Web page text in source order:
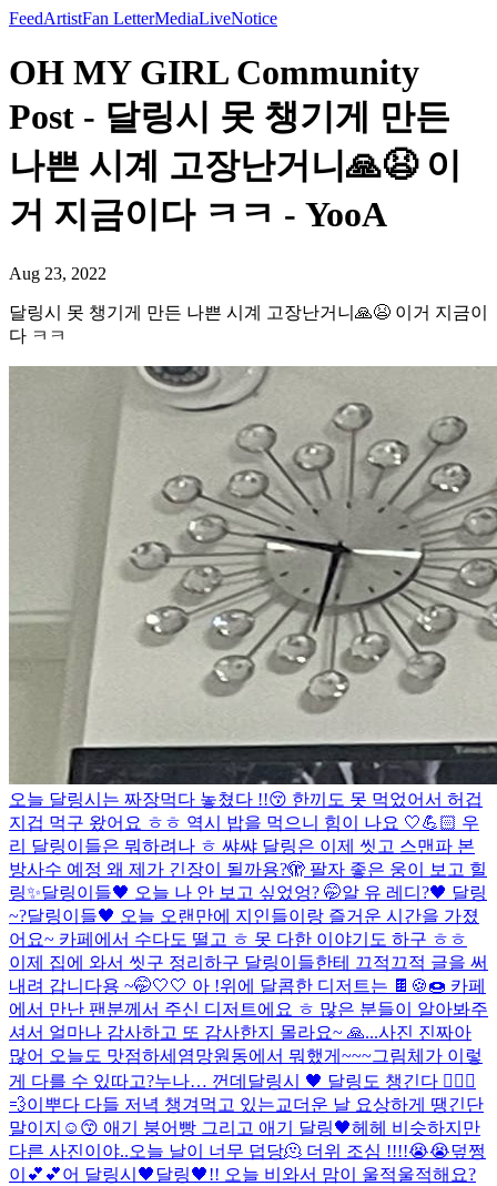
FeedArtistFan LetterMediaLiveNotice
OH MY GIRL Community
Post - 달링시 못 챙기게 만든
나쁜 시계 고장난거니🙏😫 이
거 지금이다 ㅋㅋ - YooA
Aug 23, 2022
달링시 못 챙기게 만든 나쁜 시계 고장난거니🙏😫 이거 지금이
다 ㅋㅋ
오늘 달링시는 짜장먹다 놓쳤다 !!😚 한끼도 못 먹었어서 허겁
지겁 먹구 왔어요 ㅎㅎ 역시 밥을 먹으니 힘이 나요 🤍💪🏻 우
리 달링이들은 뭐하려나 ㅎ 쌰쌰 달링은 이제 씻고 스맨파 본
방사수 예정 왜 제가 긴장이 될까용?🫣 팔자 좋은 웅이 보고 힐
링✨달링이들🖤 오늘 나 안 보고 싶었엉? 🤭알 유 레디?🖤 달링
~?달링이들🖤 오늘 오랜만에 지인들이랑 즐거운 시간을 가졌
어요~ 카페에서 수다도 떨고 ㅎ 못 다한 이야기도 하구 ㅎㅎ
이제 집에 와서 씻구 정리하구 달링이들한테 끄적끄적 글을 써
내려 갑니다용 ~🤭🤍🤍 아 !위에 달콤한 디저트는 🍫🍪🍩 카페
에서 만난 팬분께서 주신 디저트에요 ㅎ 많은 분들이 알아봐주
셔서 얼마나 감사하고 또 감사한지 몰라요~ 🙏...사진 진짜아
많어 오늘도 맛점하세염망원동에서 뭐했게~~~그림체가 이렇
게 다를 수 있따고?누나… 껀데 달링시 🖤 달링도 챙긴다 🏃🏻‍♀️
💨이뿌다 다들 저녁 챙겨먹고 있는교더운 날 요상하게 땡긴단
말이지☺️😙 애기 붕어빵 그리고 애기 달링🖤헤헤 비슷하지만
다른 사진이야..오늘 날이 너무 덥당🫠 더위 조심 !!!!😭😭덮쩡
이💕💕어 달링시🖤달링🖤!! 오늘 비와서 맘이 울적울적해요?